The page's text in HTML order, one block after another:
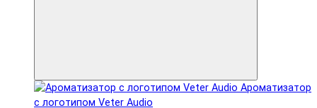
Ароматизатор
с логотипом Veter Audio